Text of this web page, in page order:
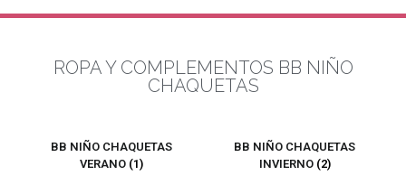
ROPA Y COMPLEMENTOS BB NIÑO
CHAQUETAS
BB NIÑO CHAQUETAS
VERANO (1)
BB NIÑO CHAQUETAS
INVIERNO (2)